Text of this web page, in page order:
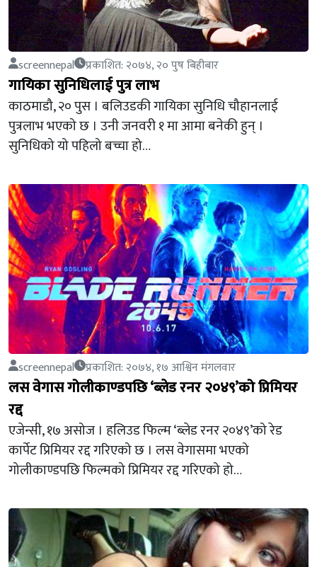
screennepal प्रकाशित: २०७४, २० पुष बिहीबार
गायिका सुनिधिलाई पुत्र लाभ
काठमाडौ, २० पुस । बलिउडकी गायिका सुनिधि चौहानलाई
पुत्रलाभ भएको छ । उनी जनवरी १ मा आमा बनेकी हुन् ।
सुनिधिको यो पहिलो बच्चा हो…
screennepal प्रकाशित: २०७४, १७ आश्विन मंगलवार
लस वेगास गोलीकाण्डपछि ‘ब्लेड रनर २०४९’को प्रिमियर
रद्द
एजेन्सी, १७ असोज । हलिउड फिल्म ‘ब्लेड रनर २०४९’को रेड
कार्पेट प्रिमियर रद्द गरिएको छ । लस वेगासमा भएको
गोलीकाण्डपछि फिल्मको प्रिमियर रद्द गरिएको हो…